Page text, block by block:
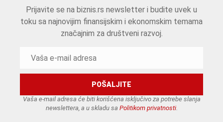
Prijavite se na biznis.rs newsletter i budite uvek u
toku sa najnovijim finansijskim i ekonomskim temama
značajnim za društveni razvoj.
Vaša e-mail adresa će biti korišćena isključivo za potrebe slanja
newslettera, a u skladu sa Politikom privatnosti.